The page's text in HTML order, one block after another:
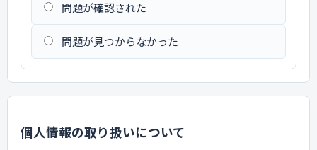
問題が確認された
問題が見つからなかった
個人情報の取り扱いについて